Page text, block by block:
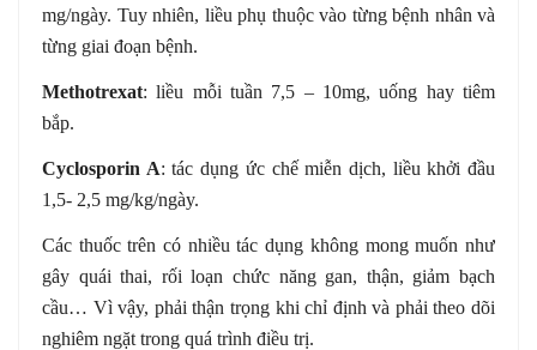
mg/ngày. Tuy nhiên, liều phụ thuộc vào từng bệnh nhân và
từng giai đoạn bệnh.
Methotrexat: liều mỗi tuần 7,5 – 10mg, uống hay tiêm
bắp.
Cyclosporin A: tác dụng ức chế miễn dịch, liều khởi đầu
1,5- 2,5 mg/kg/ngày.
Các thuốc trên có nhiều tác dụng không mong muốn như
gây quái thai, rối loạn chức năng gan, thận, giảm bạch
cầu… Vì vậy, phải thận trọng khi chỉ định và phải theo dõi
nghiêm ngặt trong quá trình điều trị.